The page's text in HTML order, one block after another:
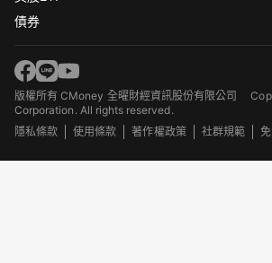
債券
版權所有 CMoney 全曜財經資訊股份有限公司
Corporation. All rights reserved.
隱私條款
使用條款 著作權政策 社群規範